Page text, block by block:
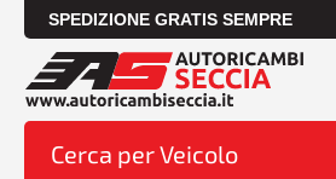
SPEDIZIONE GRATIS SEMPRE
Cerca per Veicolo